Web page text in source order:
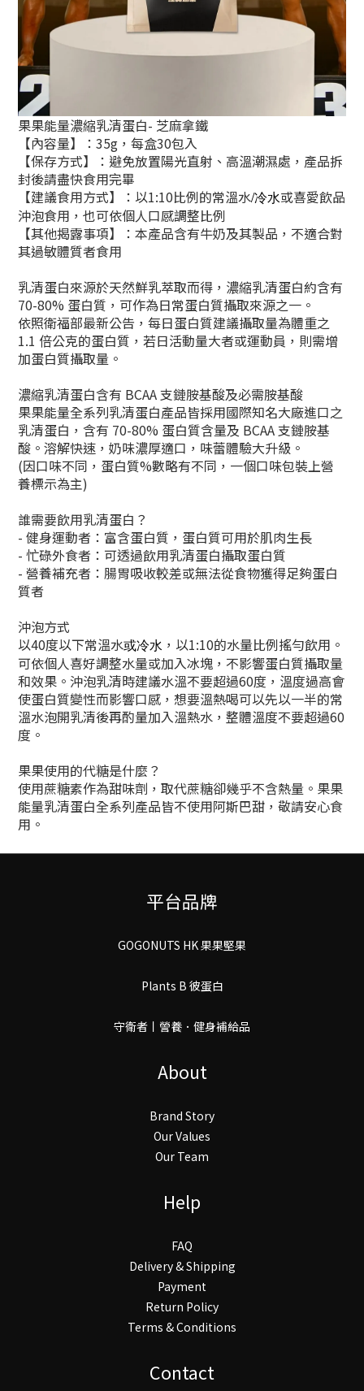
果果能量濃縮乳清蛋白- 芝麻拿鐵
【內容量】：35g，每盒30包入
【保存方式】：避免放置陽光直射、高溫潮濕處，產品拆
封後請盡快食用完畢
【建議食用方式】：以1:10比例的常溫水/冷水或喜愛飲品
沖泡食用，也可依個人口感調整比例
【其他揭露事項】：本產品含有牛奶及其製品，不適合對
其過敏體質者食用
乳清蛋白來源於天然鮮乳萃取而得，濃縮乳清蛋白約含有
70-80% 蛋白質，可作為日常蛋白質攝取來源之一。
依照衛福部最新公告，每日蛋白質建議攝取量為體重之
1.1 倍公克的蛋白質，若日活動量大者或運動員，則需增
加蛋白質攝取量。
濃縮乳清蛋白含有 BCAA 支鏈胺基酸及必需胺基酸
果果能量全系列乳清蛋白產品皆採用國際知名大廠進口之
乳清蛋白，含有 70-80% 蛋白質含量及 BCAA 支鏈胺基
酸。溶解快速，奶味濃厚適口，味蕾體驗大升級。
(因口味不同，蛋白質%數略有不同，一個口味包裝上營
養標示為主)
誰需要飲用乳清蛋白？
- 健身運動者：富含蛋白質，蛋白質可用於肌肉生長
- 忙碌外食者：可透過飲用乳清蛋白攝取蛋白質
- 營養補充者：腸胃吸收較差或無法從食物獲得足夠蛋白
質者
沖泡方式
以40度以下常溫水或冷水 ，以1:10的水量比例搖勻飲用。
可依個人喜好調整水量或加入冰塊，不影響蛋白質攝取量
和效果。沖泡乳清時建議水溫不要超過60度，溫度過高會
使蛋白質變性而影響口感，想要溫熱喝可以先以一半的常
溫水泡開乳清後再酌量加入溫熱水，整體溫度不要超過60
度。
果果使用的代糖是什麼？
使用蔗糖素作為甜味劑，取代蔗糖卻幾乎不含熱量。果果
能量乳清蛋白全系列產品皆不使用阿斯巴甜，敬請安心食
用。
平台品牌
GOGONUTS HK 果果堅果
Plants B 彼蛋白
守衛者丨謍養．健身補給品
About
Brand Story
Our Values
Our Team
Help
FAQ
Delivery & Shipping
Payment
Return Policy
Terms & Conditions
Contact